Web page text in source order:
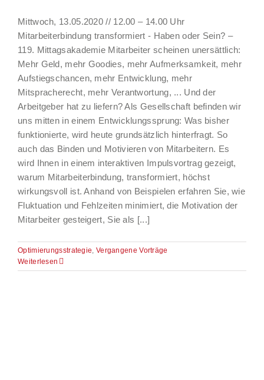
Mittwoch, 13.05.2020 // 12.00 – 14.00 Uhr
Mitarbeiterbindung transformiert - Haben oder Sein? –
119. Mittagsakademie Mitarbeiter scheinen unersättlich:
Mehr Geld, mehr Goodies, mehr Aufmerksamkeit, mehr
Aufstiegschancen, mehr Entwicklung, mehr
Mitspracherecht, mehr Verantwortung, ... Und der
Arbeitgeber hat zu liefern? Als Gesellschaft befinden wir
uns mitten in einem Entwicklungssprung: Was bisher
funktionierte, wird heute grundsätzlich hinterfragt. So
auch das Binden und Motivieren von Mitarbeitern. Es
wird Ihnen in einem interaktiven Impulsvortrag gezeigt,
warum Mitarbeiterbindung, transformiert, höchst
wirkungsvoll ist. Anhand von Beispielen erfahren Sie, wie
Fluktuation und Fehlzeiten minimiert, die Motivation der
Mitarbeiter gesteigert, Sie als [...]
Optimierungsstrategie, Vergangene Vorträge
Weiterlesen